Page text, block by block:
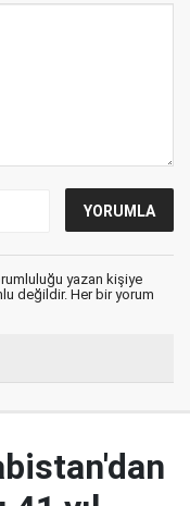
yazan kişiye
değildir. Her bir yorum